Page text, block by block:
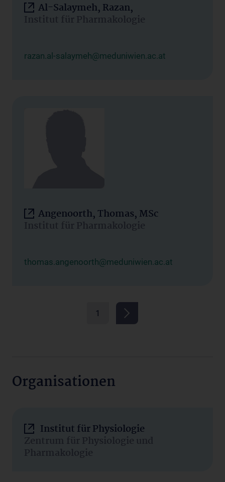
Al-Salaymeh, Razan,
Institut für Pharmakologie
razan.al-salaymeh@meduniwien.ac.at
Angenoorth, Thomas, MSc
Institut für Pharmakologie
thomas.angenoorth@meduniwien.ac.at
1
Organisationen
Institut für Physiologie
Zentrum für Physiologie und
Pharmakologie